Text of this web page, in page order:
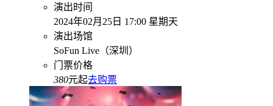
演出时间
2024年02月25日 17:00 星期天
演出场馆
SoFun Live（深圳）
门票价格
380元起去购票